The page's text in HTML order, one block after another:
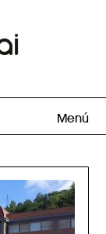
Menú